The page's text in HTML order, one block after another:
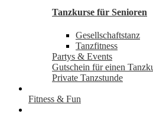
Tanzkurse für Senioren
Gesellschaftstanz
Tanzfitness
Partys & Events
Gutschein für einen
Private Tanzstunde
Fitness & Fun